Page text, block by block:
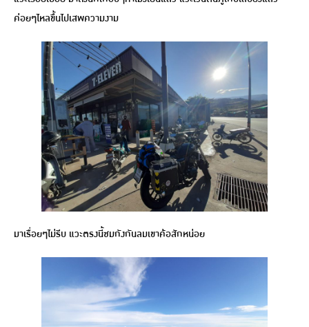
ค่อยๆไหลขึ้นไปเสพความงาม
มาเรื่อยๆไม่รีบ แวะตรงนี้ชมกังกันลมเขาค้อสักหน่อย